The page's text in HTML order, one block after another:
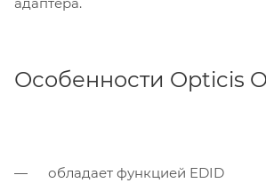
адаптера.
Особенности Opticis
обладает функцией EDID